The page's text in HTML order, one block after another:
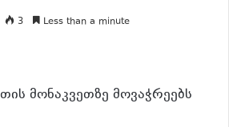
3 Less than a minute
მონაკვეთზე მოვაჭრეებს